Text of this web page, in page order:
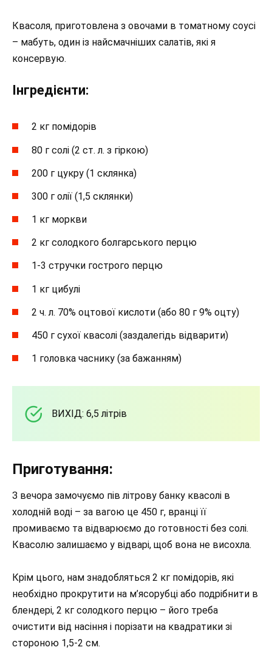
Квасоля, приготовлена ​​з овочами в томатному соусі
– мабуть, один із найсмачніших салатів, які я
консервую.
Інгредієнти:
2 кг помідорів
80 г солі (2 ст. л. з гіркою)
200 г цукру (1 склянка)
300 г олії (1,5 склянки)
1 кг моркви
2 кг солодкого болгарського перцю
1-3 стручки гострого перцю
1 кг цибулі
2 ч. л. 70% оцтової кислоти (або 80 г 9% оцту)
450 г сухої квасолі (заздалегідь відварити)
1 головка часнику (за бажанням)
ВИХІД: 6,5 літрів
Приготування:
З вечора замочуємо пів літрову банку квасолі в
холодній воді – за вагою це 450 г, вранці її
промиваємо та відварюємо до готовності без солі.
Квасолю залишаємо у відварі, щоб вона не висохла.
Крім цього, нам знадобляться 2 кг помідорів, які
необхідно прокрутити на м’ясорубці або подрібнити в
блендері, 2 кг солодкого перцю – його треба
очистити від насіння і порізати на квадратики зі
стороною 1,5-2 см.